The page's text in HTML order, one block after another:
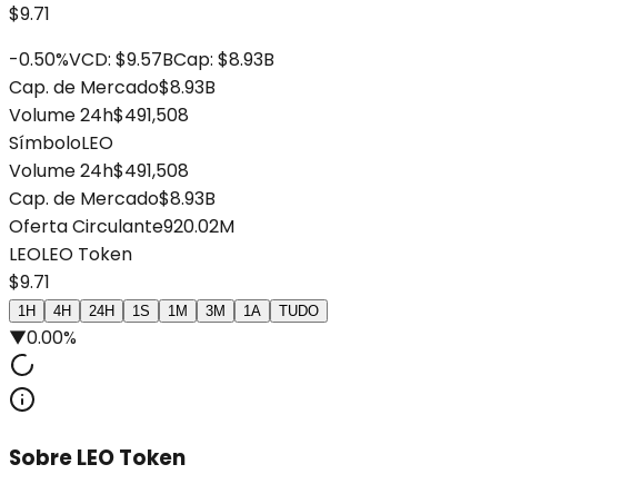
$9.71
-0.50%VCD: $9.57BCap: $8.93B
Cap. de Mercado$8.93B
Volume 24h$491,508
SímboloLEO
Volume 24h$491,508
Cap. de Mercado$8.93B
Oferta Circulante920.02M
LEOLEO Token
$9.71
1H 4H 24H 1S 1M 3M 1A TUDO
▼0.00%
Sobre LEO Token